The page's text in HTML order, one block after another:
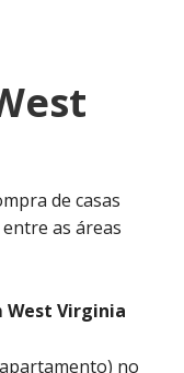
de casas
as áreas
West Virginia
no